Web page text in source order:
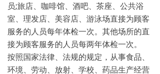
员;旅店、咖啡馆、酒吧、茶座、公共浴
室、理发店、美容店、游泳场直接为顾客
服务的人员每年体检一次。其他场所的直
接为顾客服务的人员每两年体检一次。
按照国家法律、法规的规定，从事食品、
环境、劳动、放射、学校、药品生产经营